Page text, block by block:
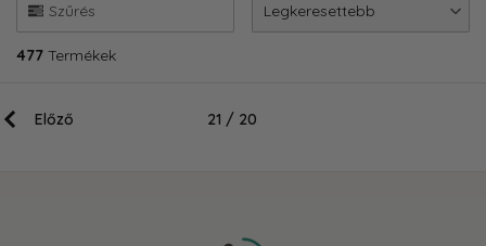
Szűrés
477 Termékek
Legkeresettebb
Előző 21 / 20